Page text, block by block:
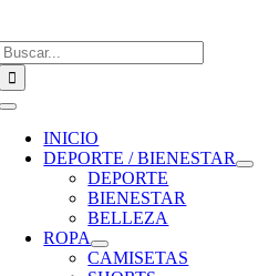
Toggle
Navigation
INICIO
DEPORTE / BIENESTAR
DEPORTE
BIENESTAR
BELLEZA
ROPA
CAMISETAS